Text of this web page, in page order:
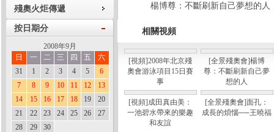
殘奧火炬傳遞
按日期分
2008年9月
日
一 二 三 四 五
六
31
1 2 3 4 5
6
7
8 9 10 11 12
13
14
15 16 17 18 19
20
21
22 23 24 25 26
27
28
29 30
楊博尊：不斷刷新自己夢想的人
相關視頻
[視頻]2008年北京殘
奧會游泳項目15日賽
事
[全景殘奧會]楊博
尊：不斷刷新自己夢
想的人
[視頻]成田真由美：
一池碧水帶來的樂趣
和友誼
[全景殘奧會]面孔：
成長的煩惱──王曉福